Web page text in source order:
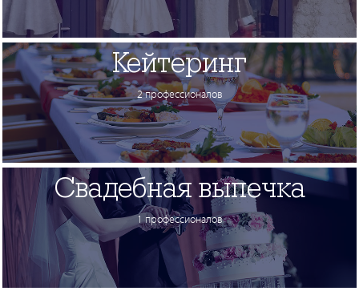
Кейтеринг
2 профессионалов
Свадебная выпечка
1 профессионалов